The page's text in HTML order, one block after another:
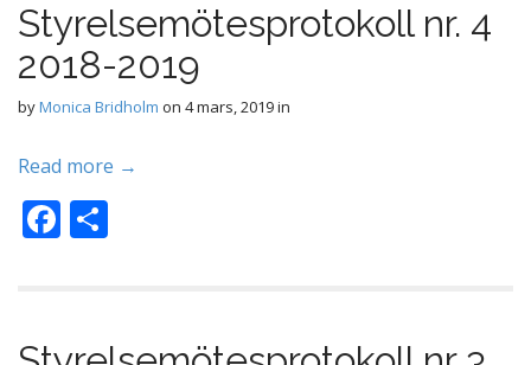
o
o
k
Styrelsemötesprotokoll nr. 4
2018-2019
byMonica Bridholm on 4 mars, 2019in
Read more →
F